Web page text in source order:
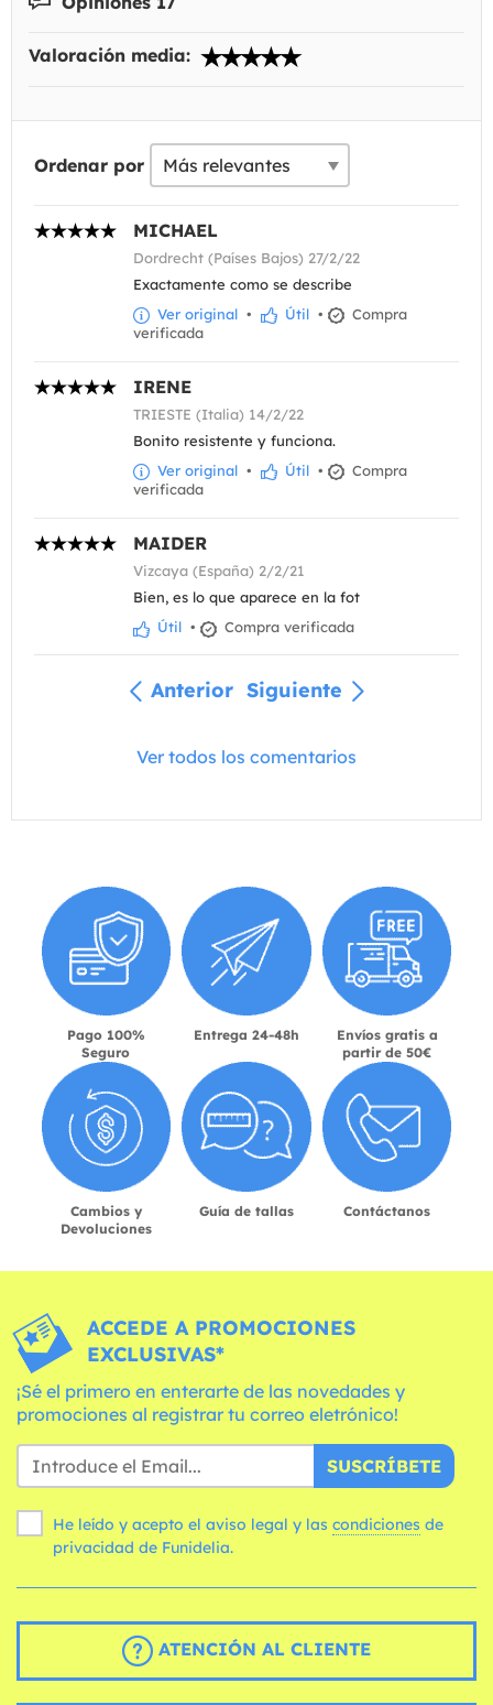
Valoración media:
Ordenar por
MICHAEL
Dordrecht (Países Bajos) 27/2/22
Exactamente como se describe
Ver original • Útil •
Compra
verificada
IRENE
TRIESTE (Italia) 14/2/22
Bonito resistente y funciona.
Ver original • Útil •
Compra
verificada
MAIDER
Vizcaya (España) 2/2/21
Bien, es lo que aparece en la fot
Útil • Compra verificada
Anterior Siguiente
Ver todos los comentarios
Pago 100%
Seguro
Entrega 24-48h
Envíos gratis a
partir de 50€
Cambios y
Devoluciones
Guía de tallas Contáctanos
ACCEDE A PROMOCIONES
EXCLUSIVAS*
¡Sé el primero en enterarte de las novedades y
promociones al registrar tu correo eletrónico!
SUSCRÍBETE
He leído y acepto el aviso legal y las condiciones
privacidad de Funidelia.
ATENCIÓN AL CLIENTE